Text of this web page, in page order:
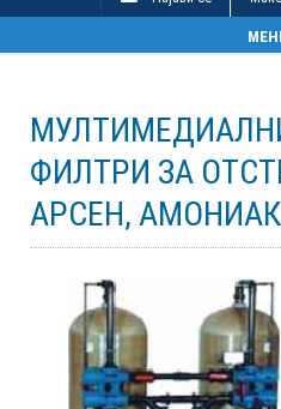
ФИЛТРИ ЗА
АРСЕН, АМОНИАК